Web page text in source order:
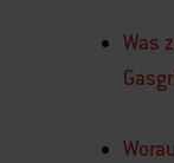
Was